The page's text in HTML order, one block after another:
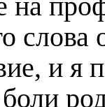
на
слова
и я